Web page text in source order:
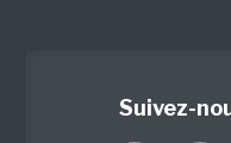
Suivez-